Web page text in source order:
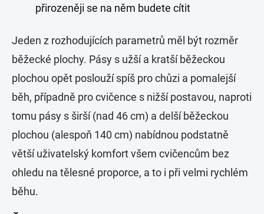
přirozeněji se na něm budete cítit
Jeden z rozhodujících parametrů měl být rozměr
běžecké plochy. Pásy s užší a kratší běžeckou
plochou opět poslouží spíš pro chůzi a pomalejší
běh, případně pro cvičence s nižší postavou, naproti
tomu pásy s širší (nad 46 cm) a delší běžeckou
plochou (alespoň 140 cm) nabídnou podstatně
větší uživatelský komfort všem cvičencům bez
ohledu na tělesné proporce, a to i při velmi rychlém
běhu.